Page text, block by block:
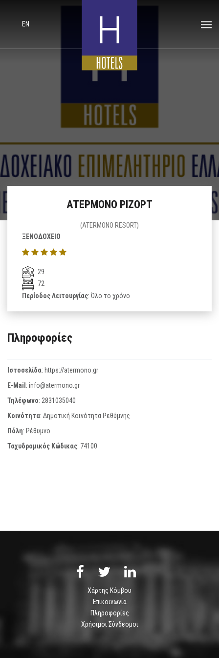
EN
ΑΤΕΡΜΟΝΟ ΡΙΖΟΡΤ
(ATERMONO RESORT)
ΞΕΝΟΔΟΧΕΙΟ
29
72
Περίοδος Λειτουργίας: Όλο το χρόνο
Πληροφορίες
Ιστοσελίδα: https://atermono.gr
E-Mail: info@atermono.gr
Τηλέφωνο: 2831035040
Κοινότητα: Δημοτική Κοινότητα Ρεθύμνης
Πόλη: Ρέθυμνο
Ταχυδρομικός Κώδικας: 74100
Χάρτης Κόμβου
Επικοινωνία
Πληροφορίες
Χρήσιμοι Σύνδεσμοι